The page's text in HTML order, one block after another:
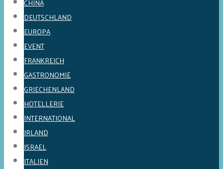
CHINA
DEUTSCHLAND
EUROPA
EVENT
FRANKREICH
GASTRONOMIE
GRIECHENLAND
HOTELLERIE
INTERNATIONAL
IRLAND
ISRAEL
ITALIEN